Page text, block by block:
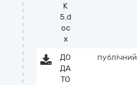
К
5.d
oc
x
ДО
ДА
ТО
публічний